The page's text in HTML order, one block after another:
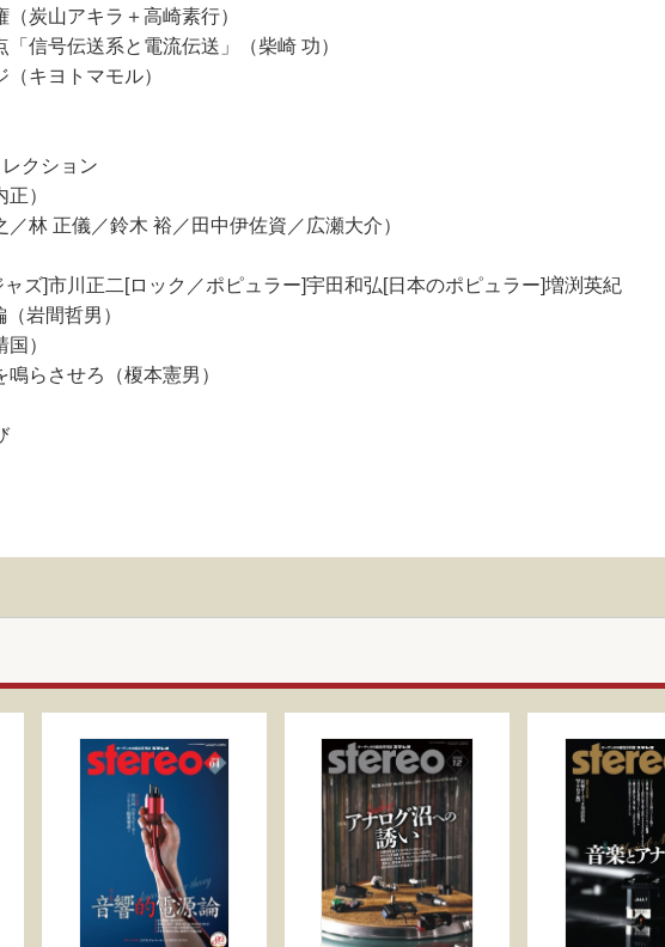
炭山アキラ＋高崎素行）
信号伝送系と電流伝送」（柴崎 功）
キヨトマモル）
クション
）
林 正儀／鈴木 裕／田中伊佐資／広瀬大介）
ズ]市川正二[ロック／ポピュラー]宇田和弘[日本のポピュラー]増渕英紀
岩間哲男）
）
らさせろ（榎本憲男）